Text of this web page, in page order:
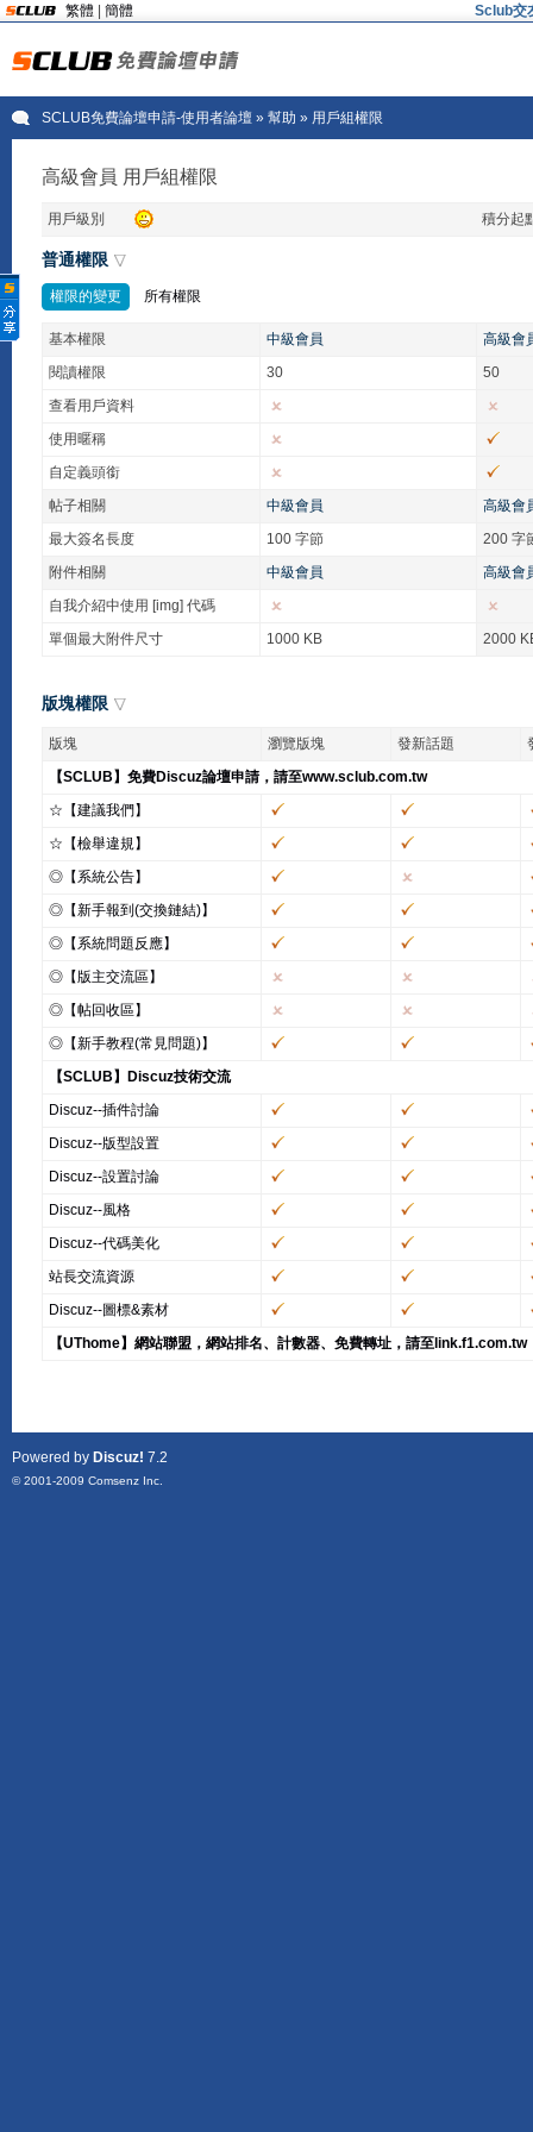
繁體 簡體 Sclub交
SCLUB免費論壇申請-使用者論壇» 幫助 » 用戶組權限
高級會員 用戶組權限
用戶級別 積分起
普通權限
權限的變更 所有權限
基本權限 中級會員
高級會
閱讀權限
30
50
查看用戶資料
使用暱稱
自定義頭銜
帖子相關
中級會員
高級會
最大簽名長度
100 字節
200 字
附件相關
中級會員
高級會
自我介紹中使用 [img] 代碼
單個最大附件尺寸
1000 KB 2000
版塊權限
版塊 瀏覽版塊 發新話題
【SCLUB】免費Discuz論壇申請，請至www.sclub.com.tw
☆【建議我們】
☆【檢舉違規】
◎【系統公告】
◎【新手報到(交換鏈結)】
◎【系統問題反應】
◎【版主交流區】
◎【帖回收區】
◎【新手教程(常見問題)】
【SCLUB】Discuz技術交流
Discuz--插件討論
Discuz--版型設置
Discuz--設置討論
Discuz--風格
Discuz--代碼美化
站長交流資源
Discuz--圖標&素材
【UThome】網站聯盟，網站排名、計數器、免費轉址，請至link.f1.com.tw
Powered by Discuz! 7.2
© 2001-2009 Comsenz Inc.